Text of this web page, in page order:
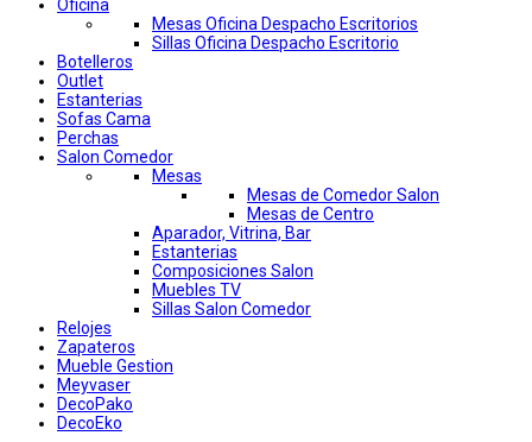
Oficina
Mesas Oficina Despacho Escritorios
Sillas Oficina Despacho Escritorio
Botelleros
Outlet
Estanterias
Sofas Cama
Perchas
Salon Comedor
Mesas
Mesas de Comedor Salon
Mesas de Centro
Aparador, Vitrina, Bar
Estanterias
Composiciones Salon
Muebles TV
Sillas Salon Comedor
Relojes
Zapateros
Mueble Gestion
Meyvaser
DecoPako
DecoEko